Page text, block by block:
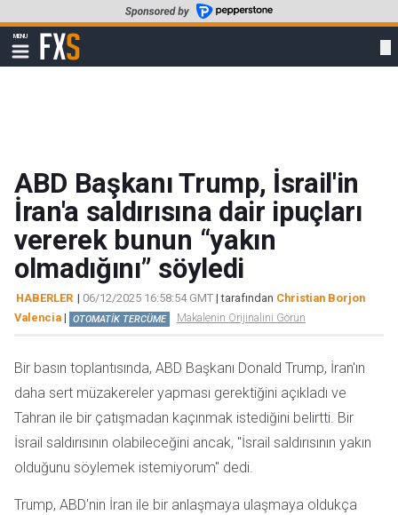
to
main
content
MENU
Show
navigation
FXStreet
ABD Başkanı Trump, İsrail'in
İran'a saldırısına dair ipuçları
vererek bunun “yakın
olmadığını” söyledi
HABERLER | 06/12/2025 16:58:54 GMT | tarafından Christian Borjon
Valencia | OTOMATİK TERCÜME Makalenin Orijinalini Görün
Bir basın toplantısında, ABD Başkanı Donald Trump, İran'ın
daha sert müzakereler yapması gerektiğini açıkladı ve
Tahran ile bir çatışmadan kaçınmak istediğini belirtti. Bir
İsrail saldırısının olabileceğini ancak, "İsrail saldırısının yakın
olduğunu söylemek istemiyorum" dedi.
Trump, ABD'nin İran ile bir anlaşmaya ulaşmaya oldukça